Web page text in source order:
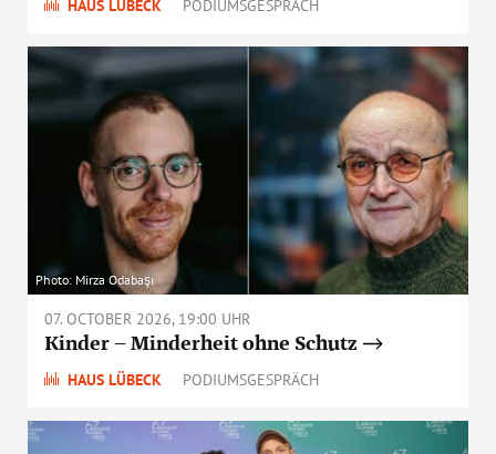
HAUS LÜBECK PODIUMSGESPRÄCH
Photo: Mirza Odabaşı
07. OCTOBER 2026, 19:00 UHR
Kinder – Minderheit ohne Schutz
HAUS LÜBECK PODIUMSGESPRÄCH